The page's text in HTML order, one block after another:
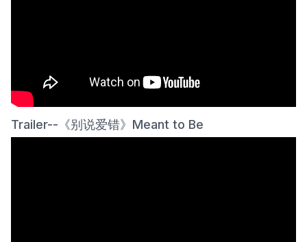
Trailer--《别说爱错》Meant to Be